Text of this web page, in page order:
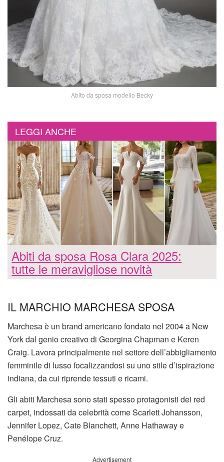
Abito da sposa modello Becky
LEGGI ANCHE
Abiti da sposa Rosa Clara 2025:
tutte le meravigliose novità
IL MARCHIO MARCHESA SPOSA
Marchesa è un brand americano fondato nel 2004 a New
York dal genio creativo di Georgina Chapman e Keren
Craig. Lavora principalmente nel settore dell’abbigliamento
femminile di lusso focalizzandosi su uno stile d’ispirazione
indiana, da cui riprende tessuti e ricami.
Gli abiti Marchesa sono stati spesso protagonisti dei red
carpet, indossati da celebrità come Scarlett Johansson,
Jennifer Lopez, Cate Blanchett, Anne Hathaway e
Penélope Cruz.
Advertisement